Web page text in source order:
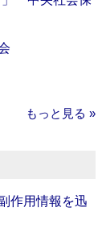
もっと見る »
作用情報を迅